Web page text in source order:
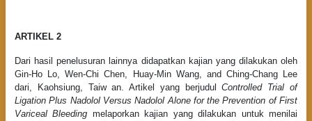
ARTIKEL 2
Dari hasil penelusuran lainnya didapatkan kajian yang dilakukan oleh
Gin-Ho Lo, Wen-Chi Chen, Huay-Min Wang, and Ching-Chang Lee
dari, Kaohsiung, Taiw an. Artikel yang berjudulControlled Trial of
Ligation Plus Nadolol Versus Nadolol Alone for the Prevention of First
Variceal Bleeding melaporkan kajian yang dilakukan untuk menilai